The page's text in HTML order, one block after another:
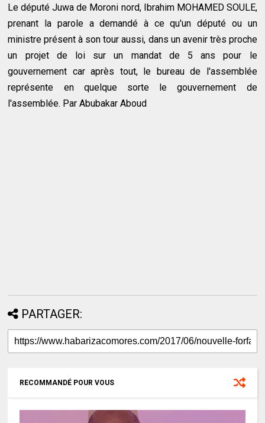
Le député Juwa de Moroni nord, Ibrahim MOHAMED SOULE,
prenant la parole a demandé à ce qu'un député ou un
ministre présent à son tour aussi, dans un avenir très proche
un projet de loi sur un mandat de 5 ans pour le
gouvernement car après tout, le bureau de l'assemblée
représente en quelque sorte le gouvernement de
l'assemblée. Par Abubakar Aboud
PARTAGER:
RECOMMANDÉ POUR VOUS